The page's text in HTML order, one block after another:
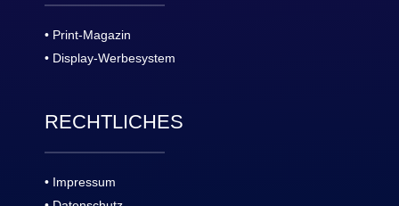
• Print-Magazin
• Display-Werbesystem
RECHTLICHES
• Impressum